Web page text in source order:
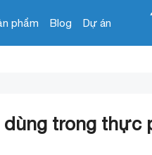
phẩm Blog Dự án
trong thực